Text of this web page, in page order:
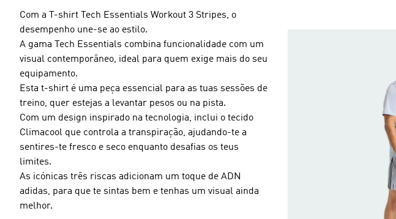
Com a T-shirt Tech Essentials Workout 3 Stripes, o
desempenho une-se ao estilo.
A gama Tech Essentials combina funcionalidade com um
visual contemporâneo, ideal para quem exige mais do seu
equipamento.
Esta t-shirt é uma peça essencial para as tuas sessões de
treino, quer estejas a levantar pesos ou na pista.
Com um design inspirado na tecnologia, inclui o tecido
Climacool que controla a transpiração, ajudando-te a
sentires-te fresco e seco enquanto desafias os teus
limites.
As icónicas três riscas adicionam um toque de ADN
adidas, para que te sintas bem e tenhas um visual ainda
melhor.